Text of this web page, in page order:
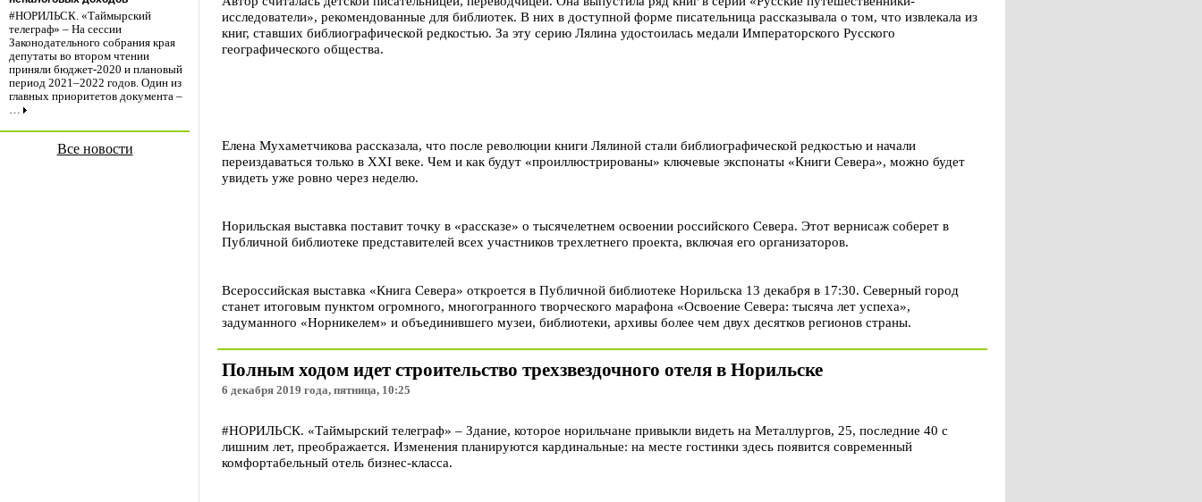
#НОРИЛЬСК. «Таймырский
телеграф» – На сессии
Законодательного собрания края
депутаты во втором чтении
приняли бюджет-2020 и плановый
период 2021–2022 годов. Один из
главных приоритетов документа –
…
Все новости
исследователи», рекомендованные для библиотек. В них в доступной форме писательница рассказывала о том, что извлекала из
книг, ставших библиографической редкостью. За эту серию Лялина удостоилась медали Императорского Русского
географического общества.
Елена Мухаметчикова рассказала, что после революции книги Лялиной стали библиографической редкостью и начали
переиздаваться только в ХХI веке. Чем и как будут «проиллюстрированы» ключевые экспонаты «Книги Севера», можно будет
увидеть уже ровно через неделю.
Норильская выставка поставит точку в «рассказе» о тысячелетнем освоении российского Севера. Этот вернисаж соберет в
Публичной библиотеке представителей всех участников трехлетнего проекта, включая его организаторов.
Всероссийская выставка «Книга Севера» откроется в Публичной библиотеке Норильска 13 декабря в 17:30. Северный город
станет итоговым пунктом огромного, многогранного творческого марафона «Освоение Севера: тысяча лет успеха»,
задуманного «Норникелем» и объединившего музеи, библиотеки, архивы более чем двух десятков регионов страны.
Полным ходом идет строительство трехзвездочного отеля в Норильске
6 декабря 2019 года, пятница, 10:25
#НОРИЛЬСК. «Таймырский телеграф» – Здание, которое норильчане привыкли видеть на Металлургов, 25, последние 40 с
лишним лет, преображается. Изменения планируются кардинальные: на месте гостинки здесь появится современный
комфортабельный отель бизнес-класса.